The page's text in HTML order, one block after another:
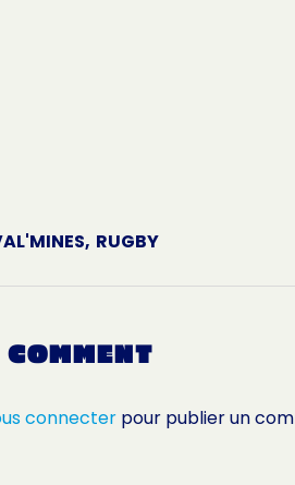
, RUGBY
connecter pour publier un